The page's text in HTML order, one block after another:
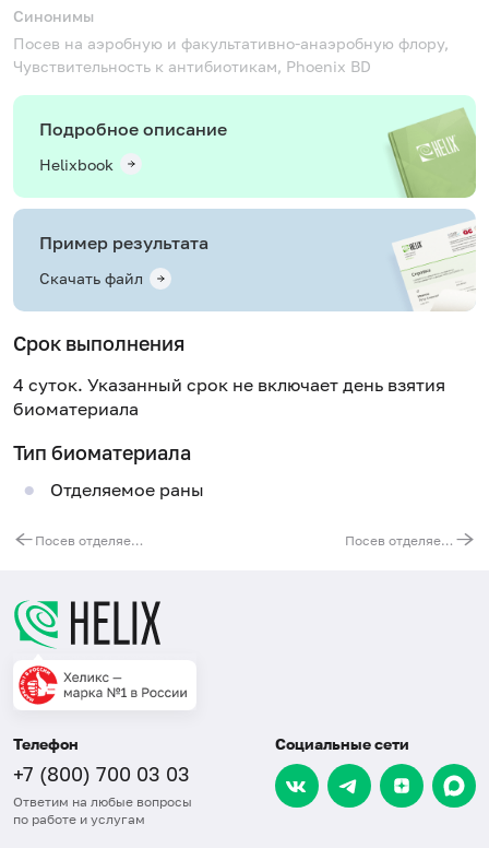
Синонимы
Посев на аэробную и факультативно-анаэробную флору,
Чувствительность к антибиотикам, Phoenix BD
Подробное описание
Helixbook
Пример результата
Скачать файл
Срок выполнения
4 суток. Указанный срок не включает день взятия
биоматериала
Тип биоматериала
Отделяемое раны
Посев отделяемого раны на аэробную и факультативно-анаэробную флору Посев отделяемого раны на флору с определением чувствительности к бактериофагам
Телефон
+7 (800) 700 03 03
Ответим на любые вопросы
по работе и услугам
Социальные сети